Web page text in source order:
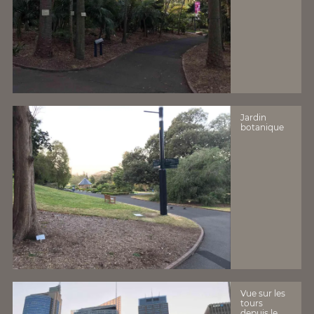
Jardin
botanique
Vue sur les
tours